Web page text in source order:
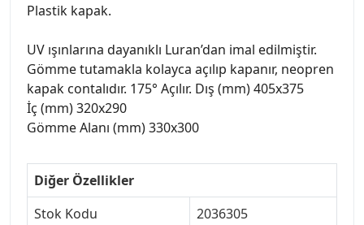
Plastik kapak.
UV ışınlarına dayanıklı Luran’dan imal edilmiştir.
Gömme tutamakla kolayca açılıp kapanır, neopren
kapak contalıdır. 175° Açılır. Dış (mm) 405x375
İç (mm) 320x290
Gömme Alanı (mm) 330x300
Diğer Özellikler
Stok Kodu
2036305